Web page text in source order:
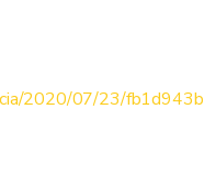
2020/07/23/